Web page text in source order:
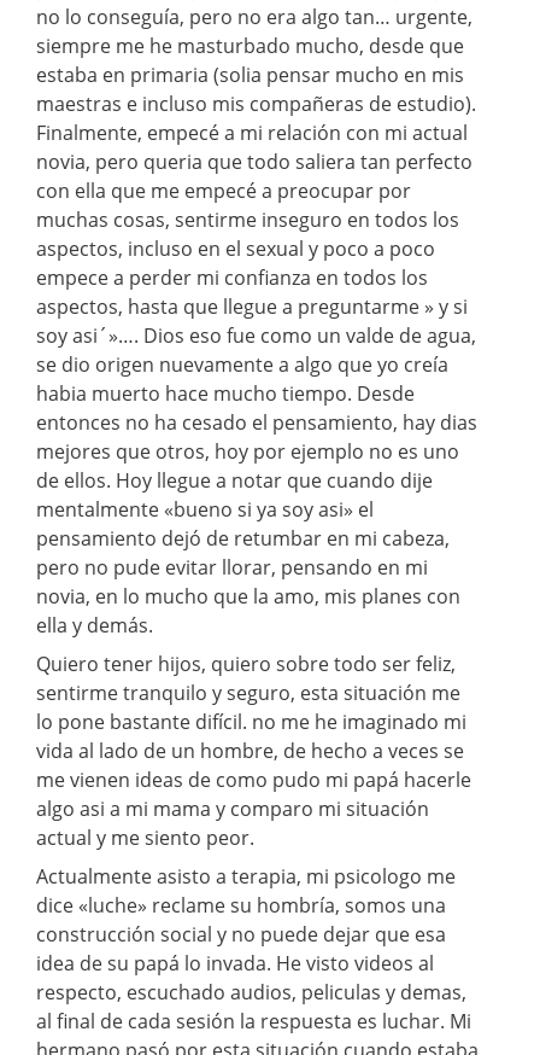
no lo conseguía, pero no era algo tan… urgente,
siempre me he masturbado mucho, desde que
estaba en primaria (solia pensar mucho en mis
maestras e incluso mis compañeras de estudio).
Finalmente, empecé a mi relación con mi actual
novia, pero queria que todo saliera tan perfecto
con ella que me empecé a preocupar por
muchas cosas, sentirme inseguro en todos los
aspectos, incluso en el sexual y poco a poco
empece a perder mi confianza en todos los
aspectos, hasta que llegue a preguntarme » y si
soy asi´»…. Dios eso fue como un valde de agua,
se dio origen nuevamente a algo que yo creía
habia muerto hace mucho tiempo. Desde
entonces no ha cesado el pensamiento, hay dias
mejores que otros, hoy por ejemplo no es uno
de ellos. Hoy llegue a notar que cuando dije
mentalmente «bueno si ya soy asi» el
pensamiento dejó de retumbar en mi cabeza,
pero no pude evitar llorar, pensando en mi
novia, en lo mucho que la amo, mis planes con
ella y demás.
Quiero tener hijos, quiero sobre todo ser feliz,
sentirme tranquilo y seguro, esta situación me
lo pone bastante difícil. no me he imaginado mi
vida al lado de un hombre, de hecho a veces se
me vienen ideas de como pudo mi papá hacerle
algo asi a mi mama y comparo mi situación
actual y me siento peor.
Actualmente asisto a terapia, mi psicologo me
dice «luche» reclame su hombría, somos una
construcción social y no puede dejar que esa
idea de su papá lo invada. He visto videos al
respecto, escuchado audios, peliculas y demas,
al final de cada sesión la respuesta es luchar. Mi
hermano pasó por esta situación cuando estaba